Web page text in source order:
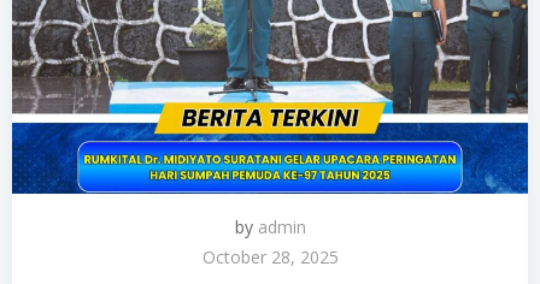
by admin
October 28, 2025